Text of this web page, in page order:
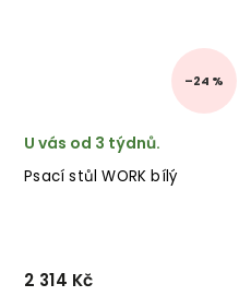
–24 %
Psací stůl WORK bílý
U vás od 3 týdnů.
2 314 Kč